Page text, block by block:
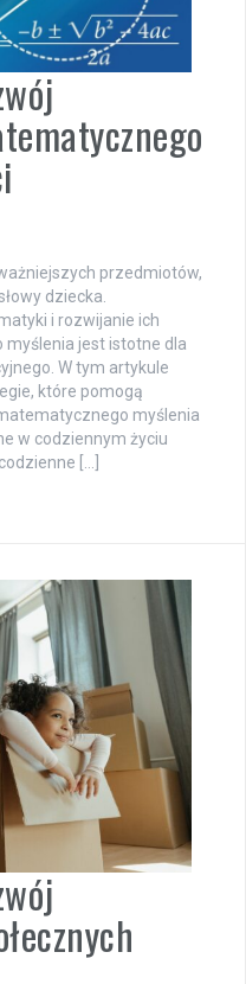
przedmiotów,
dziecka.
i rozwijanie ich
jest istotne dla
W tym artykule
które pomogą
myślenia
w codziennym życiu
[…]